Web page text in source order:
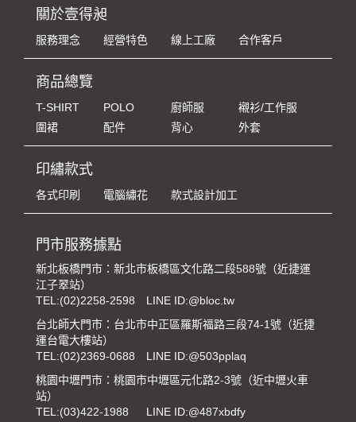
關於壹得昶
服務理念 經營特色 線上工廠 合作客戶
商品總覽
T-SHIRT POLO 廚師服
襯衫/工作服
圍裙
配件 背心 外套
印繡款式
各式印刷 電腦繡花 款式設計加工
門市服務據點
新北板橋門市：新北市板橋區文化路二段588號（近捷運
江子翠站）
TEL:(02)2258-2598
LINE ID:@bloc.tw
台北師大門市：台北市中正區羅斯福路三段74-1號（近捷
運台電大樓站）
TEL:(02)2369-0688
LINE ID:@503pplaq
桃園中壢門市：桃園市中壢區元化路2-3號（近中壢火車
站）
TEL:(03)422-1988 LINE ID:@487xbdfy